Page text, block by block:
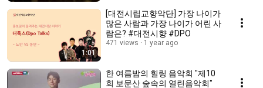
1:01
[대전시립교향악단] 가장 나이가
많은 사람과 가장 나이가 어린 사
람은? #대전시향 #DPO
471 views 1 year ago
한 여름밤의 힐링 음악회 "제10
회 보문산 숲속의 열린음악회"